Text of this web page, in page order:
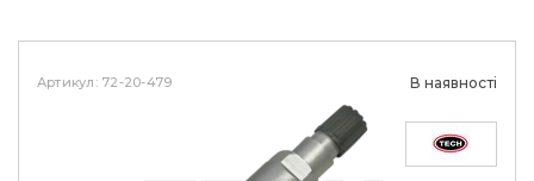
Артикул: 72-20-479 В наявності